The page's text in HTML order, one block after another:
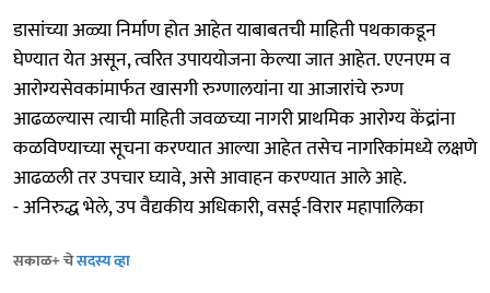
डासांच्या अळ्या निर्माण होत आहेत याबाबतची माहिती पथकाकडून
घेण्यात येत असून, त्वरित उपाययोजना केल्या जात आहेत. एएनएम व
आरोग्यसेवकांमार्फत खासगी रुग्णालयांना या आजारांचे रुग्ण
आढळल्यास त्याची माहिती जवळच्या नागरी प्राथमिक आरोग्य केंद्रांना
कळविण्याच्या सूचना करण्यात आल्या आहेत तसेच नागरिकांमध्ये लक्षणे
आढळली तर उपचार घ्यावे, असे आवाहन करण्यात आले आहे.
- अनिरुद्ध भेले, उप वैद्यकीय अधिकारी, वसई-विरार महापालिका
सकाळ+ चेसदस्य व्हा